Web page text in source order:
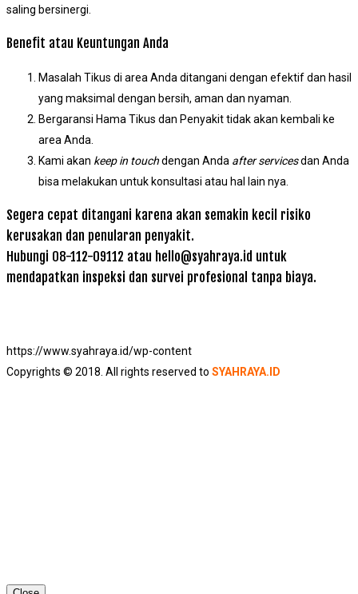
saling bersinergi.
Benefit atau Keuntungan Anda
Masalah Tikus di area Anda ditangani dengan efektif dan hasil
yang maksimal dengan bersih, aman dan nyaman.
Bergaransi Hama Tikus dan Penyakit tidak akan kembali ke
area Anda.
Kami akan keep in touchdengan Anda after servicesdan Anda
bisa melakukan untuk konsultasi atau hal lain nya.
Segera cepat ditangani karena akan semakin kecil risiko
kerusakan dan penularan penyakit.
Hubungi 08-112-09112 atau hello@syahraya.id untuk
mendapatkan inspeksi dan survei profesional tanpa biaya.
https://www.syahraya.id/wp-content
Copyrights © 2018. All rights reserved to SYAHRAYA.ID